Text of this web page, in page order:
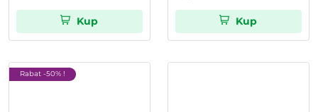
Kup Kup
Rabat -50% !